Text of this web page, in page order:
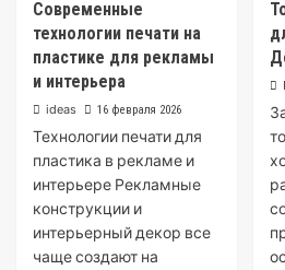
Современные
технологии печати на
пластике для рекламы
и интерьера
ideas 16 февраля 2026
Технологии печати для
пластика в рекламе и
интерьере Рекламные
конструкции и
интерьерный декор все
чаще создают на